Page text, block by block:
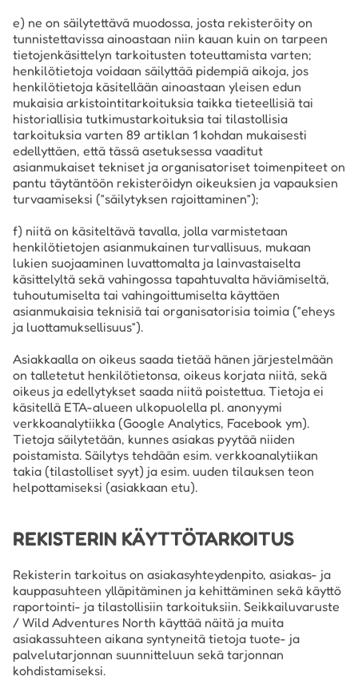
e) ne on säilytettävä muodossa, josta rekisteröity on
tunnistettavissa ainoastaan niin kauan kuin on tarpeen
tietojenkäsittelyn tarkoitusten toteuttamista varten;
henkilötietoja voidaan säilyttää pidempiä aikoja, jos
henkilötietoja käsitellään ainoastaan yleisen edun
mukaisia arkistointitarkoituksia taikka tieteellisiä tai
historiallisia tutkimustarkoituksia tai tilastollisia
tarkoituksia varten 89 artiklan 1 kohdan mukaisesti
edellyttäen, että tässä asetuksessa vaaditut
asianmukaiset tekniset ja organisatoriset toimenpiteet on
pantu täytäntöön rekisteröidyn oikeuksien ja vapauksien
turvaamiseksi (”säilytyksen rajoittaminen”);
f) niitä on käsiteltävä tavalla, jolla varmistetaan
henkilötietojen asianmukainen turvallisuus, mukaan
lukien suojaaminen luvattomalta ja lainvastaiselta
käsittelyltä sekä vahingossa tapahtuvalta häviämiseltä,
tuhoutumiselta tai vahingoittumiselta käyttäen
asianmukaisia teknisiä tai organisatorisia toimia (”eheys
ja luottamuksellisuus”).
Asiakkaalla on oikeus saada tietää hänen järjestelmään
on talletetut henkilötietonsa, oikeus korjata niitä, sekä
oikeus ja edellytykset saada niitä poistettua. Tietoja ei
käsitellä ETA-alueen ulkopuolella pl. anonyymi
verkkoanalytiikka (Google Analytics, Facebook ym).
Tietoja säilytetään, kunnes asiakas pyytää niiden
poistamista. Säilytys tehdään esim. verkkoanalytiikan
takia (tilastolliset syyt) ja esim. uuden tilauksen teon
helpottamiseksi (asiakkaan etu).
REKISTERIN KÄYTTÖTARKOITUS
Rekisterin tarkoitus on asiakasyhteydenpito, asiakas- ja
kauppasuhteen ylläpitäminen ja kehittäminen sekä käyttö
raportointi- ja tilastollisiin tarkoituksiin. Seikkailuvaruste
/ Wild Adventures North käyttää näitä ja muita
asiakassuhteen aikana syntyneitä tietoja tuote- ja
palvelutarjonnan suunnitteluun sekä tarjonnan
kohdistamiseksi.